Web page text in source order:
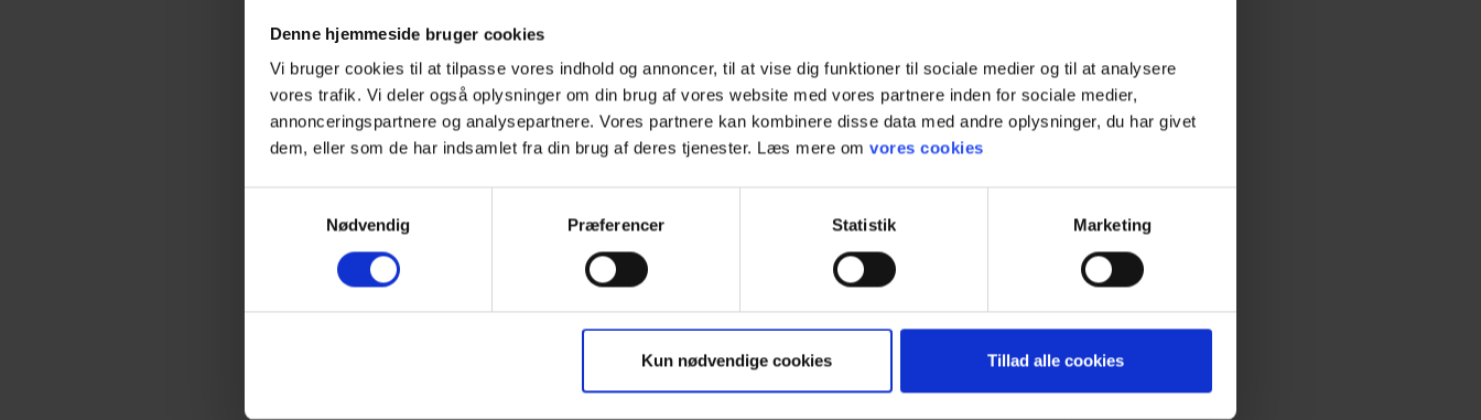
Denne hjemmeside bruger cookies
Vi bruger cookies til at tilpasse vores indhold og annoncer, til at vise dig funktioner til sociale medier og til at analysere
vores trafik. Vi deler også oplysninger om din brug af vores website med vores partnere inden for sociale medier,
annonceringspartnere og analysepartnere. Vores partnere kan kombinere disse data med andre oplysninger, du har givet
dem, eller som de har indsamlet fra din brug af deres tjenester. Læs mere om vores cookies
Nødvendig
Præferencer Statistik Marketing
Kun nødvendige cookies Tillad alle cookies
Personlige værnemidler
CE kategori Kategori 2
EN388:2016-3142X